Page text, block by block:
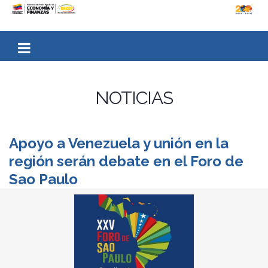
NOTICIAS
Apoyo a Venezuela y unión en la
región serán debate en el Foro de
Sao Paulo